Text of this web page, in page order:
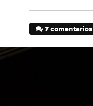
7 comentarios